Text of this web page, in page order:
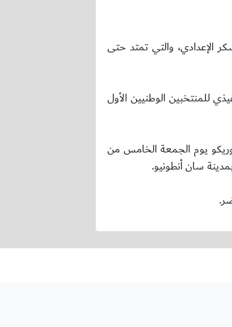
الإعدادي، والتي تمتد حتى
للمنتخبين الوطنيين الأول
يوم الجمعة الخامس من